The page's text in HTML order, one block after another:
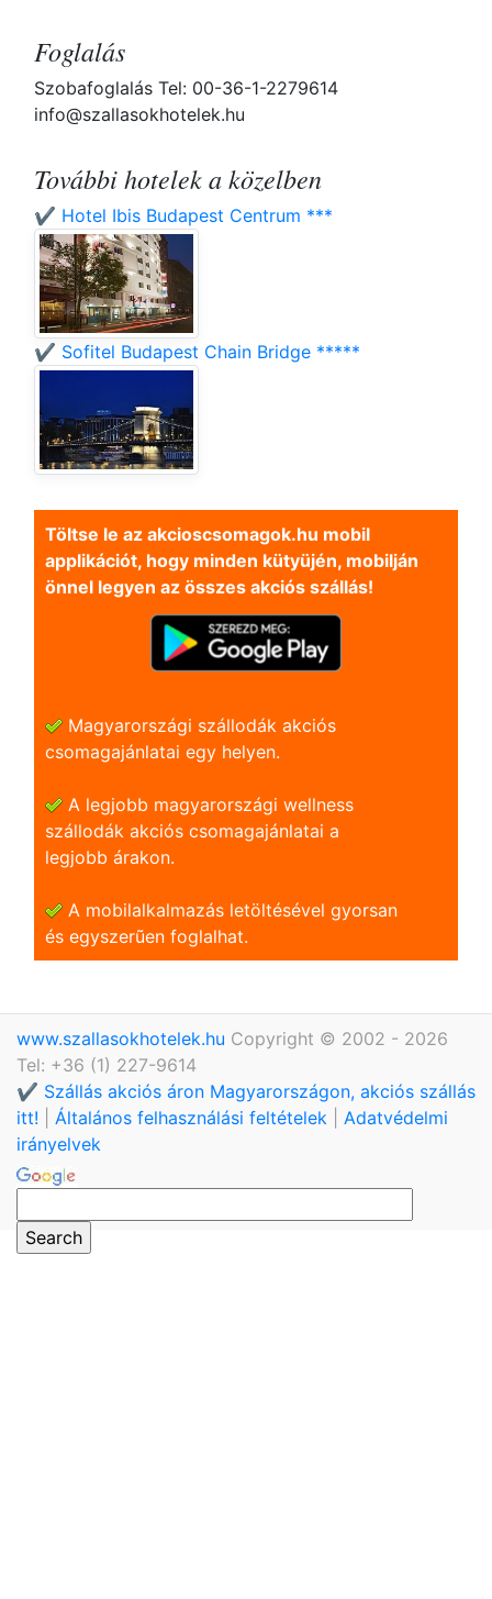
Foglalás
Szobafoglalás Tel: 00-36-1-2279614
info@szallasokhotelek.hu
További hotelek a közelben
✔️ Hotel Ibis Budapest Centrum ***
✔️ Sofitel Budapest Chain Bridge *****
Töltse le az akcioscsomagok.hu mobil
applikációt, hogy minden kütyüjén, mobilján
önnel legyen az összes akciós szállás!
Magyarországi szállodák akciós
csomagajánlatai egy helyen.
A legjobb magyarországi wellness
szállodák akciós csomagajánlatai a
legjobb árakon.
A mobilalkalmazás letöltésével gyorsan
és egyszerũen foglalhat.
www.szallasokhotelek.hu Copyright © 2002 - 2026
Tel: +36 (1) 227-9614
✔️ Szállás akciós áron Magyarországon, akciós szállás
itt!
Általános felhasználási feltételek
Adatvédelmi
irányelvek